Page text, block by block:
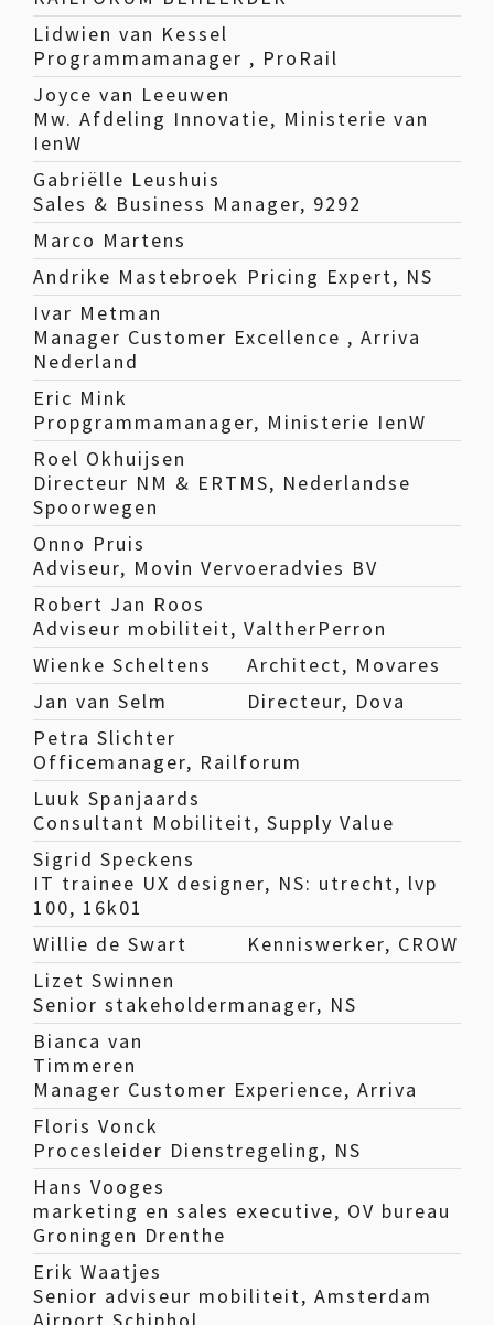
Lidwien van Kessel
Programmamanager , ProRail
Joyce van Leeuwen
Mw. Afdeling Innovatie, Ministerie van
IenW
Gabriëlle Leushuis
Sales & Business Manager, 9292
Marco Martens
Andrike Mastebroek Pricing Expert, NS
Ivar Metman
Manager Customer Excellence , Arriva
Nederland
Eric Mink
Propgrammamanager, Ministerie IenW
Roel Okhuijsen
Directeur NM & ERTMS, Nederlandse
Spoorwegen
Onno Pruis
Adviseur, Movin Vervoeradvies BV
Robert Jan Roos
Adviseur mobiliteit, ValtherPerron
Wienke Scheltens
Architect, Movares
Jan van Selm
Directeur, Dova
Petra Slichter
Officemanager, Railforum
Luuk Spanjaards
Consultant Mobiliteit, Supply Value
Sigrid Speckens
IT trainee UX designer, NS: utrecht, lvp
100, 16k01
Willie de Swart
Kenniswerker, CROW
Lizet Swinnen
Senior stakeholdermanager, NS
Bianca van
Timmeren
Manager Customer Experience, Arriva
Floris Vonck
Procesleider Dienstregeling, NS
Hans Vooges
marketing en sales executive, OV bureau
Groningen Drenthe
Erik Waatjes
Senior adviseur mobiliteit, Amsterdam